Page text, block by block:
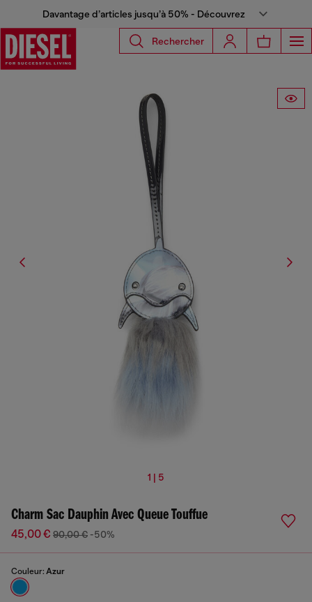
Davantage d’articles jusqu’à 50% - Découvrez
Rechercher
1 | 5
Charm Sac Dauphin Avec Queue Touffue
45,00 € 90,00 € -50%
Couleur: Azur